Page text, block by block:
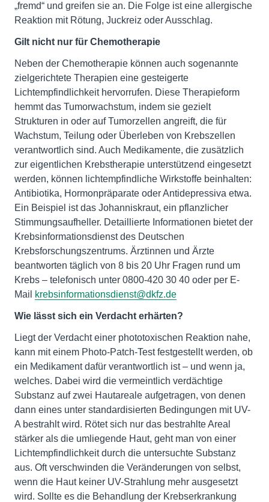
„fremd“ und greifen sie an. Die Folge ist eine allergische
Reaktion mit Rötung, Juckreiz oder Ausschlag.
Gilt nicht nur für Chemotherapie
Neben der Chemotherapie können auch sogenannte
zielgerichtete Therapien eine gesteigerte
Lichtempfindlichkeit hervorrufen. Diese Therapieform
hemmt das Tumorwachstum, indem sie gezielt
Strukturen in oder auf Tumorzellen angreift, die für
Wachstum, Teilung oder Überleben von Krebszellen
verantwortlich sind. Auch Medikamente, die zusätzlich
zur eigentlichen Krebstherapie unterstützend eingesetzt
werden, können lichtempfindliche Wirkstoffe beinhalten:
Antibiotika, Hormonpräparate oder Antidepressiva etwa.
Ein Beispiel ist das Johanniskraut, ein pflanzlicher
Stimmungsaufheller. Detaillierte Informationen bietet der
Krebsinformationsdienst des Deutschen
Krebsforschungszentrums. Ärztinnen und Ärzte
beantworten täglich von 8 bis 20 Uhr Fragen rund um
Krebs – telefonisch unter 0800-420 30 40 oder per E-
Mail
krebsinformationsdienst@dkfz.de
Wie lässt sich ein Verdacht erhärten?
Liegt der Verdacht einer phototoxischen Reaktion nahe,
kann mit einem Photo-Patch-Test festgestellt werden, ob
ein Medikament dafür verantwortlich ist – und wenn ja,
welches. Dabei wird die vermeintlich verdächtige
Substanz auf zwei Hautareale aufgetragen, von denen
dann eines unter standardisierten Bedingungen mit UV-
A bestrahlt wird. Rötet sich nur das bestrahlte Areal
stärker als die umliegende Haut, geht man von einer
Lichtempfindlichkeit durch die untersuchte Substanz
aus. Oft verschwinden die Veränderungen von selbst,
wenn die Haut keiner UV-Strahlung mehr ausgesetzt
wird. Sollte es die Behandlung der Krebserkrankung